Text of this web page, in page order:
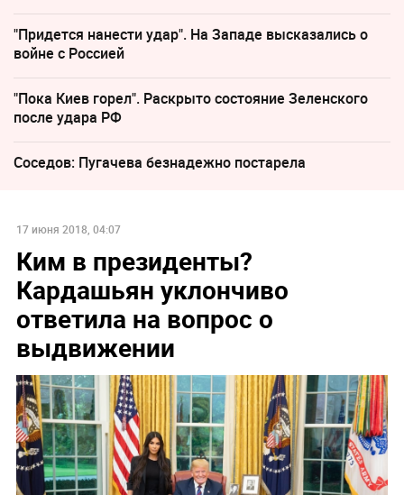
"Придется нанести удар". На Западе высказались о
войне с Россией
"Пока Киев горел". Раскрыто состояние Зеленского
после удара РФ
Соседов: Пугачева безнадежно постарела
17 июня 2018, 04:07
Ким в президенты?
Кардашьян уклончиво
ответила на вопрос о
выдвижении